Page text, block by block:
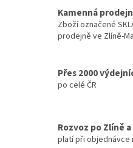
Kamenná
Zboží označené
prodejně ve Zlíně-
Přes 2000
po celé ČR
Rozvoz po Zlíně
platí při objednávce